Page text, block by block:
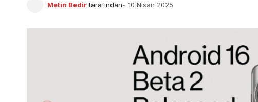
Metin Bedir tarafından 10 Nisan 2025